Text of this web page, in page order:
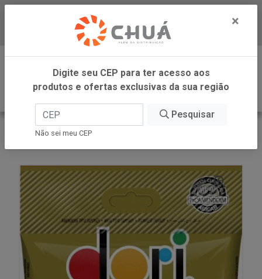
Baixe já nosso APP
0
INÍCIO
DORI -SM
×
Digite seu CEP para ter acesso aos
produtos e ofertas exclusivas da sua região
Pesquisar
Não sei meu CEP